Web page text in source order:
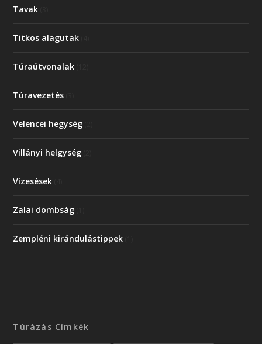
Tavak
Titkos alagutak
Túraútvonalak
Túravezetés
Velencei hegység
Villányi helgység
Vízesések
Zalai dombság
Zempléni kirándulástippek
Túrázás Címkék